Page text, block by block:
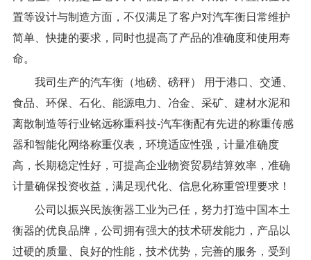
置等设计与制造方面，不仅满足了客户对汽车衡日常维护
简单、快捷的要求，同时也提高了产品的准确度和使用寿
命。
我司生产的汽车衡（地磅、磅秤） 用于港口、交通、
食品、环保、石化、能源电力、冶金、采矿、建材水泥和
离散制造等行业铭远称重科技-汽车衡配有先进的称重传感
器和智能化网络称重仪表，环境适应性强，计量准确度
高，长期稳定性好，可提高企业物资贸易结算效率，准确
计量确保投资收益，满足现代化、信息化称重管理要求！
公司以振兴民族衡器工业为己任，努力打造中国本土
衡器的优良品牌，公司拥有强大的技术研发能力，产品以
过硬的质量、良好的性能，技术优势，完善的服务，受到